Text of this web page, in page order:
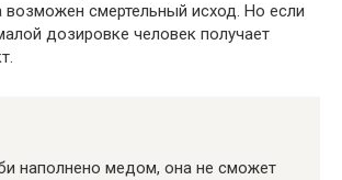
возможен смертельный исход. Но если
дозировке человек получает
наполнено медом, она не сможет